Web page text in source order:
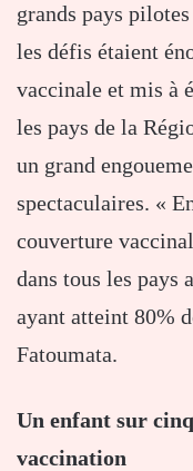
grands pays
les défis étaient
vaccinale et mis à
les pays de la
un grand
spectaculaires. «
couverture
dans tous les pays
ayant atteint 80%
Fatoumata.
Un enfant sur
vaccination